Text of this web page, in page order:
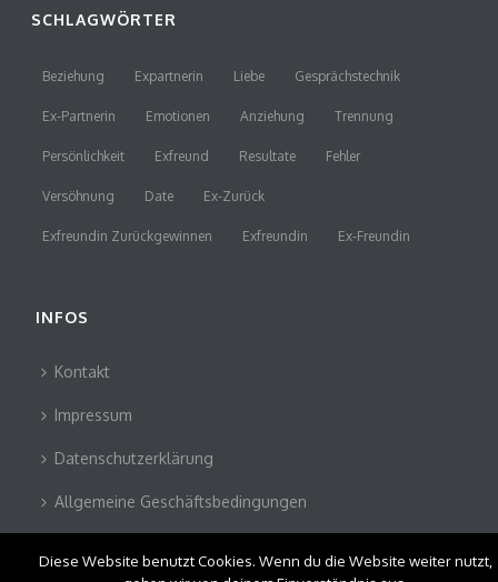
SCHLAGWÖRTER
Beziehung Expartnerin Liebe Gesprächstechnik
Ex-Partnerin Emotionen Anziehung Trennung
Persönlichkeit Exfreund Resultate Fehler
Versöhnung Date Ex-Zurück
Exfreundin Zurückgewinnen Exfreundin Ex-Freundin
INFOS
Kontakt
Impressum
Datenschutzerklärung
Allgemeine Geschäftsbedingungen
Diese Website benutzt Cookies. Wenn du die Website weiter nutzt,